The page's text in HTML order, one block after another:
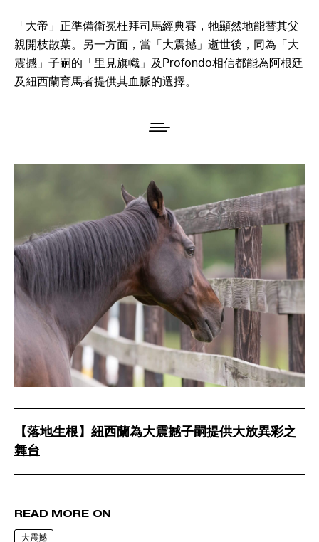
「大帝」正準備衛冕杜拜司馬經典賽，牠顯然地能替其父
親開枝散葉。另一方面，當「大震撼」逝世後，同為「大
震撼」子嗣的「里見旗幟」及Profondo相信都能為阿根廷
【落地生根】紐西蘭為大震撼子嗣提供大放異彩之
READ MORE ON